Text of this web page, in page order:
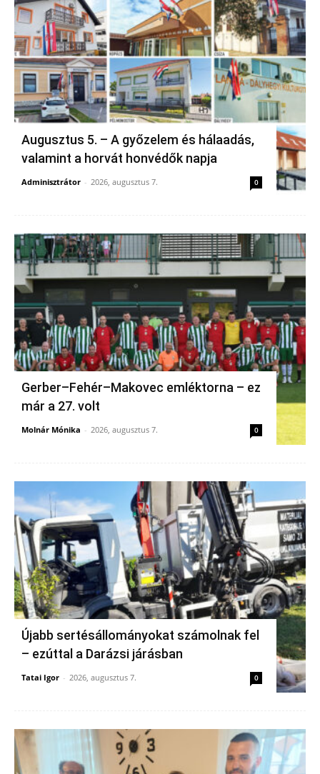
Augusztus 5. – A győzelem és hálaadás,
valamint a horvát honvédők napja
Adminisztrátor - 2026, augusztus 7. 0
Gerber–Fehér–Makovec emléktorna – ez
már a 27. volt
Molnár Mónika - 2026, augusztus 7. 0
Újabb sertésállományokat számolnak fel
– ezúttal a Darázsi járásban
Tatai Igor - 2026, augusztus 7. 0